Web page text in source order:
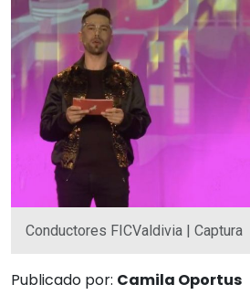
Conductores FICValdivia | Captura
Publicado por: Camila Oportus